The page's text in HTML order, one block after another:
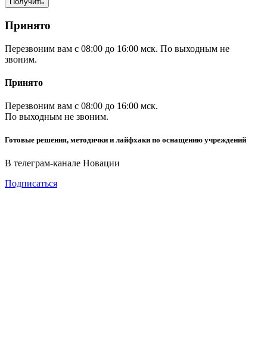
Принято
Перезвоним вам с 08:00 до 16:00 мск. По выходным не
звоним.
Принято
Перезвоним вам с 08:00 до 16:00 мск.
По выходным не звоним.
Готовые решения, методички и лайфхаки по оснащению учреждений
В телеграм-канале Новации
Подписаться